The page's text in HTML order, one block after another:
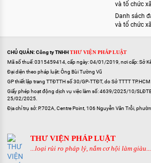
và tổ chức
Danh sách
và tổ chức
CHỦ QUẢN: Công ty TNHHTHƯ VIỆN PHÁP LUẬT
Mã số thuế: 0315459414, cấp ngày: 04/01/2019, nơi cấp: Sở
Đại diện theo pháp luật: Ông Bùi Tường Vũ
GP thiết lập trang TTĐTTH số 30/GP-TTĐT, do Sở TTTT
Giấy phép hoạt động dịch vụ việc làm số: 4639/2025/10/
25/02/2025.
Địa chỉ trụ sở: P.702A, Centre Point, 106 Nguyễn Văn Trỗi,
THƯ VIỆN PHÁP LUẬT
...loại rủi ro pháp lý, nắm cơ hội làm giàu...